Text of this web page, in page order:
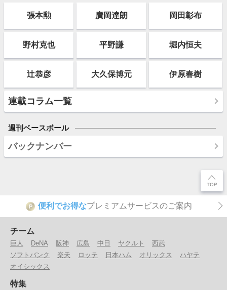
張本勲 廣岡達朗 岡田彰布
野村克也 平野謙 堀内恒夫
辻恭彦 大久保博元 伊原春樹
連載コラム一覧
週刊ベースボール
バックナンバー
P 便利でお得なプレミアムサービスのご案内
チーム
巨人 DeNA 阪神 広島 中日 ヤクルト
西武
ソフトバンク
楽天 ロッテ 日本ハム オリックス
ハヤテ
オイシックス
特集